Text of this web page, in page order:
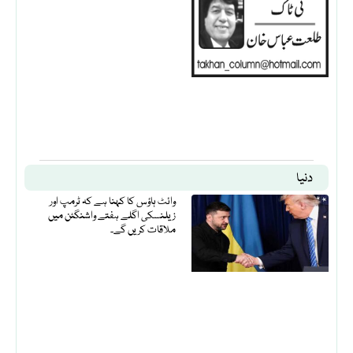
دنیا
وائٹ ہاؤس کا کہنا ہے کہ ٹرمپ اور
زیلنسکی اگلے ہفتے واشنگٹن میں
ملاقات کریں گے۔